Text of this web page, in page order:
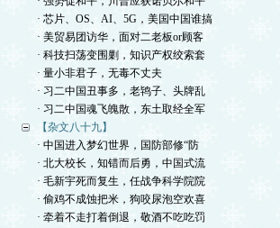
· 芯片、OS、AI、5G，美国中国谁搞
· 美贸易团访华，面对二老板or顾客
· 科技扫荡变围剿，知识产权绞索套
· 量小非君子，无毒不丈夫
· 习二中国丑事多，老鸨子、头牌乱
· 习二中国魂飞魄散，东土取经全军
【杂文八十九】
· 中国进入梦幻世界，国防部修“防
· 北大校长，知错而后勇，中国式流
· 毛新宇死而复生，任战争科学院院
· 偷鸡不成蚀把米，狗咬尿泡空欢喜
· 牵着不走打着倒退，敬酒不吃吃罚